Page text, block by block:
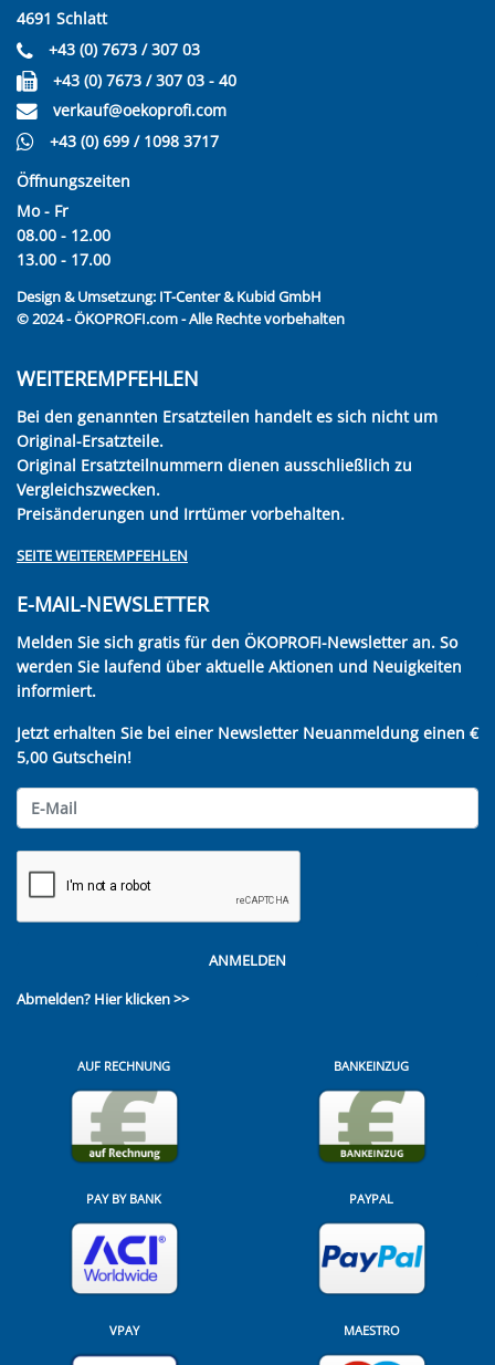
4691 Schlatt
+43 (0) 7673 / 307 03
+43 (0) 7673 / 307 03 - 40
verkauf@oekoprofi.com
+43 (0) 699 / 1098 3717
Öffnungszeiten
Mo - Fr
08.00 - 12.00
13.00 - 17.00
Design & Umsetzung: IT-Center & Kubid GmbH
© 2024 - ÖKOPROFI.com - Alle Rechte vorbehalten
WEITEREMPFEHLEN
Bei den genannten Ersatzteilen handelt es sich nicht um
Original-Ersatzteile.
Original Ersatzteilnummern dienen ausschließlich zu
Vergleichszwecken.
Preisänderungen und Irrtümer vorbehalten.
SEITE WEITEREMPFEHLEN
E-MAIL-NEWSLETTER
Melden Sie sich gratis für den ÖKOPROFI-Newsletter an. So
werden Sie laufend über aktuelle Aktionen und Neuigkeiten
informiert.
Jetzt erhalten Sie bei einer Newsletter Neuanmeldung einen €
5,00 Gutschein!
ANMELDEN
Abmelden? Hier klicken >>
AUF RECHNUNG BANKEINZUG
PAY BY BANK PAYPAL
VPAY MAESTRO